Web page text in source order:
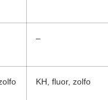
–
KH, fluor, zolfo